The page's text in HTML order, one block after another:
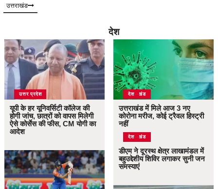
उत्तराखंड
देश
उत्तर प्रदेश
यूपी के हर यूनिवर्सिटी कॉलेज की
होगी जांच, छात्रों को वापस मिलेगी
ऐसे कोर्सेस की फीस, CM योगी का
आदेश
उत्तराखंड
देश
उत्तराखंड में मिले आज 3 नए
कोरोना मरीज, कोई ट्रैवल हिस्ट्री
नहीं
उत्तराखंड
देश
डीएम ने दूरस्थ क्षेत्र लाखामंडल में
बहुउद्देशीय शिविर लगाकर सुनी जन
समस्याएं